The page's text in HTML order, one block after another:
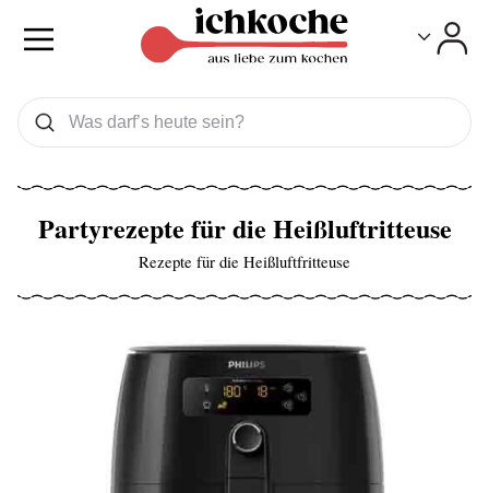
Was wollen Sie suchen
Suchen
Partyrezepte für die Heißluftritteuse
Rezepte für die Heißluftfritteuse